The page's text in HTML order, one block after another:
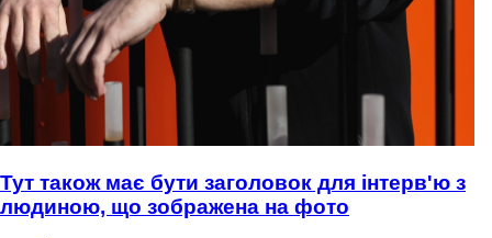
Тут також має бути заголовок для інтерв'ю з
людиною, що зображена на фото